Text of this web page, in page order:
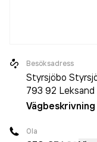
Besöksadress
Styrsjöbo
793 92 Leksand
Vägbeskrivning
Ola